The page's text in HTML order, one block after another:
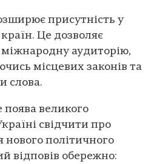
присутність у
Це дозволяє
аудиторію,
місцевих законів та
слова.
великого
свідчити про
політичного
відповів обережно: